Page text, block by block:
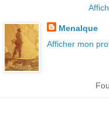
Menalque
Afficher mon